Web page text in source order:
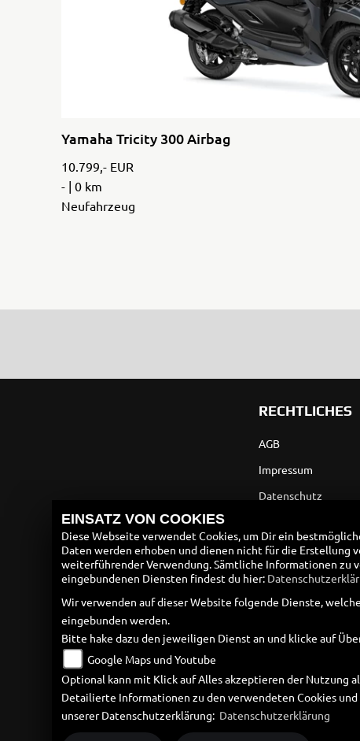
Yamaha Tricity 300 Airbag
10.799,- EUR
- | 0 km
Neufahrzeug
RECHTLICHES
AGB
Impressum
Datenschutz
Barrierefreiheit
Batteriegesetz
Altölverordnung
EINSATZ VON COOKIES
Diese Webseite verwendet Cookies, um Dir ein
Daten werden erhoben und dienen nicht für die Erstellung
weiterführender Verwendung. Sämtliche Informationen zu
eingebundenen Diensten findest du hier:
Wir verwenden auf dieser Website folgende Dienste,
eingebunden werden.
Bitte hake dazu den jeweiligen Dienst an und klicke auf
Google Maps und Youtube
Optional kann mit Klick auf Alles akzeptieren der Nutzung
Detailierte Informationen zu den verwendeten Cookies
unserer Datenschutzerklärung: Datenschutzerklärung